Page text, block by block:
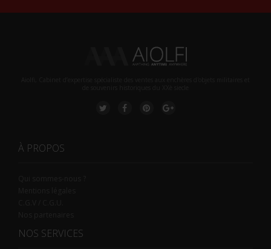
À PROPOS
NOS SERVICES